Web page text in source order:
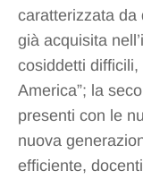
caratterizzata da
già acquisita
cosiddetti difficili,
America”; la
presenti con le
nuova
efficiente,